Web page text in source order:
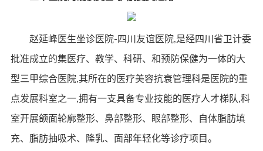
赵延峰医生坐诊医院-四川友谊医院,是经四川省卫计委
批准成立的集医疗、教学、科研、和预防保健为一体的大
型三甲综合医院,其所在的医疗美容抗衰管理科是医院的重
点发展科室之一,拥有一支具备专业技能的医疗人才梯队,科
室开展颌面轮廓整形、鼻部整形、眼部整形、自体脂肪填
充、脂肪抽吸术、隆乳、面部年轻化等诊疗项目。